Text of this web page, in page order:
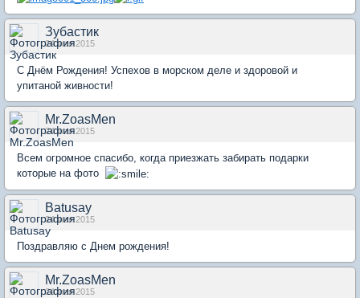
Зубастик
24 мая 2015
С Днём Рождения! Успехов в морском деле и здоровой и
упитаной живности!
Mr.ZoasMen
24 мая 2015
Всем огромное спасибо, когда приезжать забирать подарки
которые на фото
Batusay
24 мая 2015
Поздравляю с Днем рождения!
Mr.ZoasMen
24 мая 2015